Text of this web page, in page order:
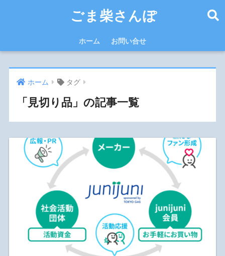
ごま柴さんぽ
ホーム お問い合せ
ホーム タグ
「見切り品」の記事一覧